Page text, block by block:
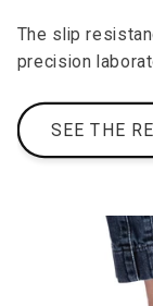
The slip
precision
SEE THE